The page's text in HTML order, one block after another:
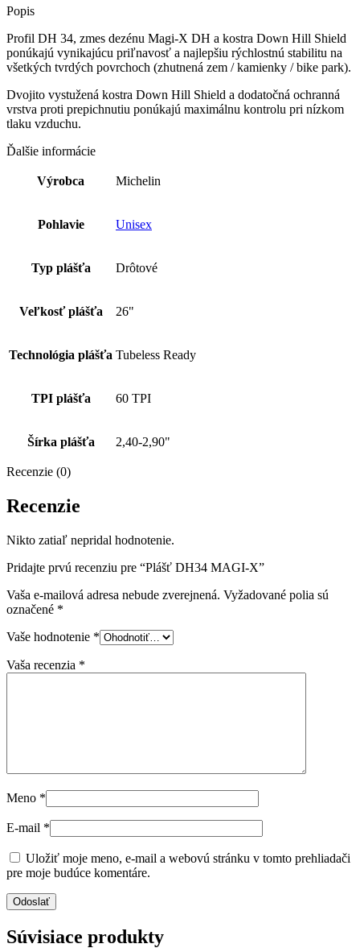
Popis
Profil DH 34, zmes dezénu Magi-X DH a kostra Down Hill Shield
ponúkajú vynikajúcu priľnavosť a najlepšiu rýchlostnú stabilitu na
všetkých tvrdých povrchoch (zhutnená zem / kamienky / bike park).
Dvojito vystužená kostra Down Hill Shield a dodatočná ochranná
vrstva proti prepichnutiu ponúkajú maximálnu kontrolu pri nízkom
tlaku vzduchu.
Ďalšie informácie
Výrobca Michelin
Pohlavie Unisex
Typ plášťa Drôtové
Veľkosť plášťa 26"
Technológia plášťa Tubeless Ready
TPI plášťa 60 TPI
Šírka plášťa 2,40-2,90"
Recenzie (0)
Recenzie
Nikto zatiaľ nepridal hodnotenie.
Pridajte prvú recenziu pre “Plášť DH34 MAGI-X”
Vaša e-mailová adresa nebude zverejnená. Vyžadované polia sú
označené *
Vaše hodnotenie *
Vaša recenzia *
Meno *
E-mail *
Uložiť moje meno, e-mail a webovú stránku v tomto prehliadači
pre moje budúce komentáre.
Súvisiace produkty